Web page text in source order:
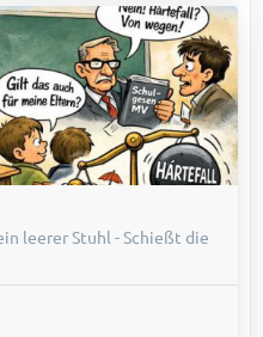
leerer Stuhl - Schießt die